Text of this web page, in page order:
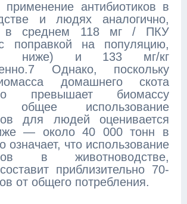
применение антибиотиков в
и людях аналогично,
в среднем 118 мг / ПКУ
поправкой на популяцию,
ниже) и 133 мг/кг
Однако, поскольку
домашнего скота
превышает биомассу
общее использование
для людей оценивается
— около 40 000 тонн в
означает, что использование
в животноводстве,
приблизительно 70-
от общего потребления.